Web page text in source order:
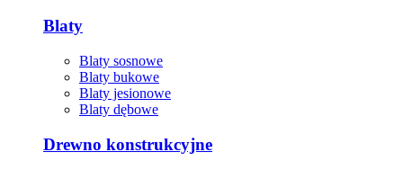
Blaty
Blaty sosnowe
Blaty bukowe
Blaty jesionowe
Blaty dębowe
Drewno konstrukcyjne